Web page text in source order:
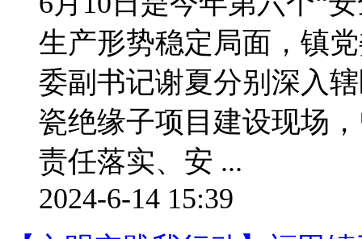
生产形势稳定局面，镇
委副书记谢夏分别深入
瓷绝缘子项目建设现场
责任落实、安 ...
2024-6-14 15:39